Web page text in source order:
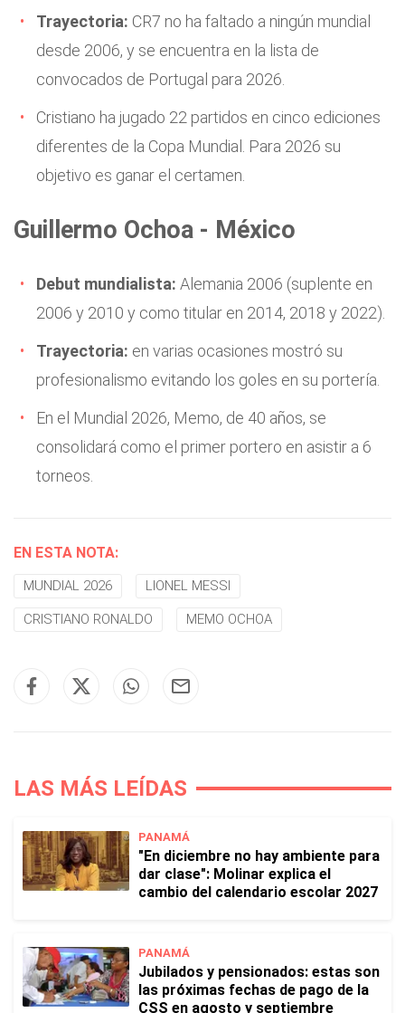
Trayectoria: CR7 no ha faltado a ningún mundial
desde 2006, y se encuentra en la lista de
convocados de Portugal para 2026.
Cristiano ha jugado 22 partidos en cinco ediciones
diferentes de la Copa Mundial. Para 2026 su
objetivo es ganar el certamen.
Guillermo Ochoa - México
Debut mundialista: Alemania 2006 (suplente en
2006 y 2010 y como titular en 2014, 2018 y 2022).
Trayectoria: en varias ocasiones mostró su
profesionalismo evitando los goles en su portería.
En el Mundial 2026, Memo, de 40 años, se
consolidará como el primer portero en asistir a 6
torneos.
EN ESTA NOTA:
MUNDIAL 2026 LIONEL MESSI
CRISTIANO RONALDO MEMO OCHOA
LAS MÁS LEÍDAS
PANAMÁ
"En diciembre no hay ambiente para
dar clase": Molinar explica el
cambio del calendario escolar 2027
PANAMÁ
Jubilados y pensionados: estas son
las próximas fechas de pago de la
CSS en agosto y septiembre